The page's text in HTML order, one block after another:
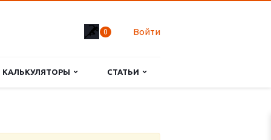
0 Войти
КАЛЬКУЛЯТОРЫ СТАТЬИ